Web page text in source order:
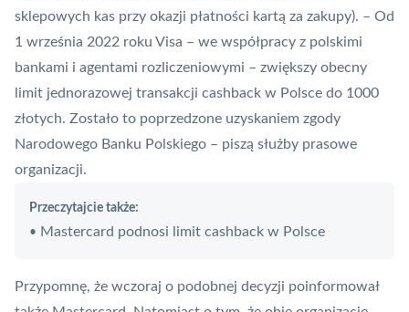
sklepowych kas przy okazji płatności kartą za zakupy). – Od
1 września 2022 roku Visa – we współpracy z polskimi
bankami i agentami rozliczeniowymi – zwiększy obecny
limit jednorazowej transakcji cashback w Polsce do 1000
złotych. Zostało to poprzedzone uzyskaniem zgody
Narodowego Banku Polskiego – piszą służby prasowe
organizacji.
Przeczytajcie także:
• Mastercard podnosi limit cashback w Polsce
Przypomnę, że wczoraj o podobnej decyzji poinformował